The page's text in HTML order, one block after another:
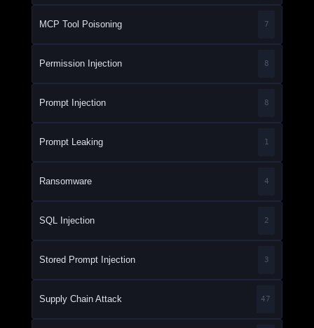
MCP Tool Poisoning 7
Permission Injection 8
Prompt Injection 8
Prompt Leaking 1
Ransomware 4
SQL Injection 2
Stored Prompt Injection 3
Supply Chain Attack 47